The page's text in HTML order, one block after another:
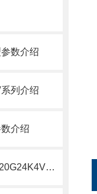
数介绍
列介绍
介绍
力士乐溢流阀DBET-6X/420G24K4V参数介绍